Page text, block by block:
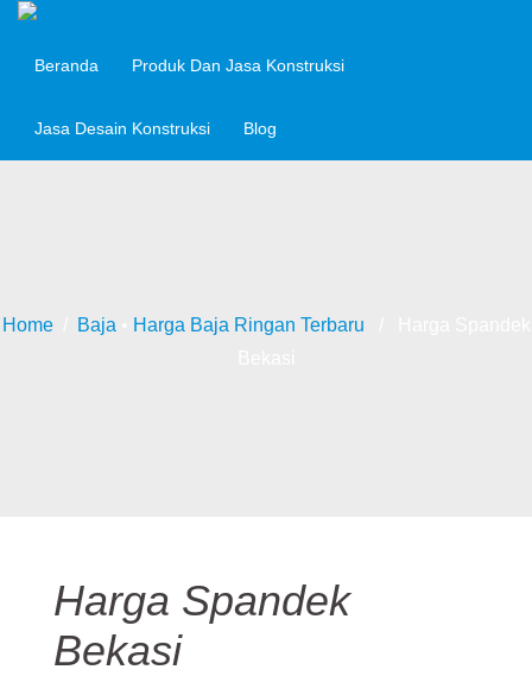
Beranda Produk Dan Jasa Konstruksi
Jasa Desain Konstruksi Blog
Home/ Baja Harga Baja Ringan Terbaru
Harga Spandek
Bekasi